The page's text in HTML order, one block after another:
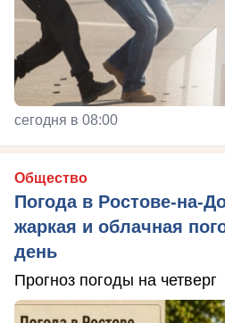
сегодня в 08:00
Общество
Погода в Ростове-на-
жаркая и облачная
день
Прогноз погоды на четверг